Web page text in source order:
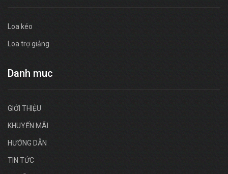
Loa kéo
Loa trợ giảng
Danh muc
GIỚI THIỆU
KHUYẾN MÃI
HƯỚNG DẪN
TIN TỨC